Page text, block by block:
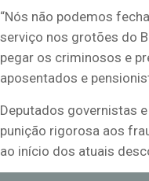
“Nós não podemos
serviço nos grotões do
pegar os criminosos e
aposentados e
Deputados governistas
punição rigorosa aos
ao início dos atuais